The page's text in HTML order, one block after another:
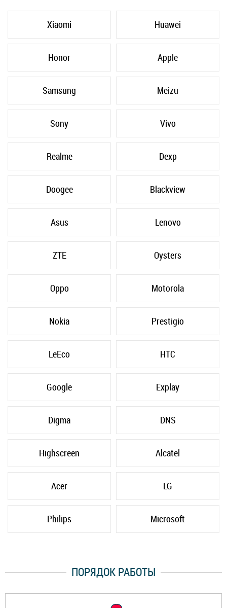
Xiaomi Huawei
Honor Apple
Samsung Meizu
Sony Vivo
Realme Dexp
Doogee Blackview
Asus Lenovo
ZTE Oysters
Oppo Motorola
Nokia Prestigio
LeEco HTC
Google Explay
Digma DNS
Highscreen Alcatel
Acer LG
Philips Microsoft
ПОРЯДОК РАБОТЫ